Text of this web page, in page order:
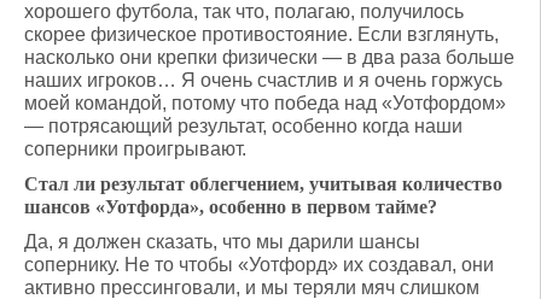
хорошего футбола, так что, полагаю, получилось
скорее физическое противостояние. Если взглянуть,
насколько они крепки физически — в два раза больше
наших игроков… Я очень счастлив и я очень горжусь
моей командой, потому что победа над «Уотфордом»
— потрясающий результат, особенно когда наши
соперники проигрывают.
Стал ли результат облегчением, учитывая количество
шансов «Уотфорда», особенно в первом тайме?
Да, я должен сказать, что мы дарили шансы
сопернику. Не то чтобы «Уотфорд» их создавал, они
активно прессинговали, и мы теряли мяч слишком